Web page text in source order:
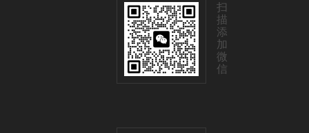
扫
描
添
加
微
信